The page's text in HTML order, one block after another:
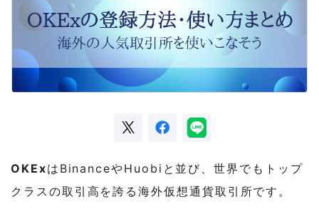
OKExはBinanceやHuobiと並び、世界でもトップ
クラスの取引高を誇る海外仮想通貨取引所です。